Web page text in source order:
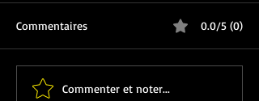
Commentaires 0.0/5 (0)
Commenter et noter...